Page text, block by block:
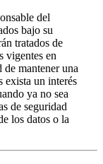
del
bajo su
tratados de
vigentes en
mantener una
exista un interés
ya no sea
de seguridad
los datos o la